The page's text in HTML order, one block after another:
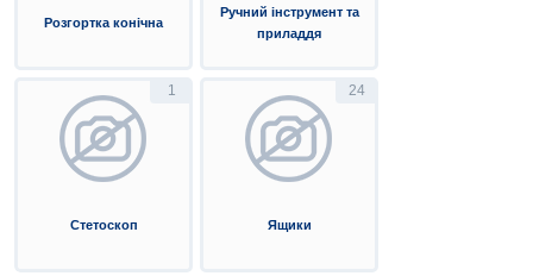
Розгортка конічна
Ручний інструмент та
приладдя
1
Стетоскоп
24
Ящики